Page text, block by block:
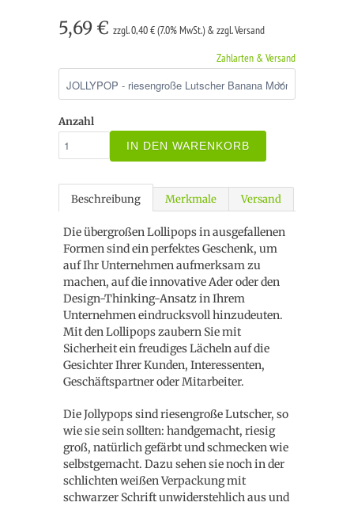
5,69 € zzgl. 0,40 € (7.0% MwSt.) & zzgl. Versand
Zahlarten & Versand
Anzahl
IN DEN WARENKORB
Beschreibung Merkmale Versand
Die übergroßen Lollipops in ausgefallenen
Formen sind ein perfektes Geschenk, um
auf Ihr Unternehmen aufmerksam zu
machen, auf die innovative Ader oder den
Design-Thinking-Ansatz in Ihrem
Unternehmen eindrucksvoll hinzudeuten.
Mit den Lollipops zaubern Sie mit
Sicherheit ein freudiges Lächeln auf die
Gesichter Ihrer Kunden, Interessenten,
Geschäftspartner oder Mitarbeiter.
Die Jollypops sind riesengroße Lutscher, so
wie sie sein sollten: handgemacht, riesig
groß, natürlich gefärbt und schmecken wie
selbstgemacht. Dazu sehen sie noch in der
schlichten weißen Verpackung mit
schwarzer Schrift unwiderstehlich aus und